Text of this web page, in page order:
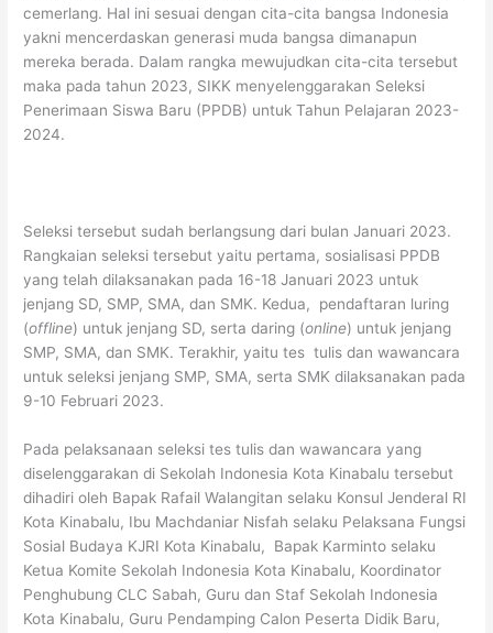
cemerlang. Hal ini sesuai dengan cita-cita bangsa Indonesia
yakni mencerdaskan generasi muda bangsa dimanapun
mereka berada. Dalam rangka mewujudkan cita-cita tersebut
maka pada tahun 2023, SIKK menyelenggarakan Seleksi
Penerimaan Siswa Baru (PPDB) untuk Tahun Pelajaran 2023-
2024.
Seleksi tersebut sudah berlangsung dari bulan Januari 2023.
Rangkaian seleksi tersebut yaitu pertama, sosialisasi PPDB
yang telah dilaksanakan pada 16-18 Januari 2023 untuk
jenjang SD, SMP, SMA, dan SMK. Kedua, pendaftaran luring
(offline) untuk jenjang SD, serta daring (online) untuk jenjang
SMP, SMA, dan SMK. Terakhir, yaitu tes tulis dan wawancara
untuk seleksi jenjang SMP, SMA, serta SMK dilaksanakan pada
9-10 Februari 2023.
Pada pelaksanaan seleksi tes tulis dan wawancara yang
diselenggarakan di Sekolah Indonesia Kota Kinabalu tersebut
dihadiri oleh Bapak Rafail Walangitan selaku Konsul Jenderal RI
Kota Kinabalu, Ibu Machdaniar Nisfah selaku Pelaksana Fungsi
Sosial Budaya KJRI Kota Kinabalu, Bapak Karminto selaku
Ketua Komite Sekolah Indonesia Kota Kinabalu, Koordinator
Penghubung CLC Sabah, Guru dan Staf Sekolah Indonesia
Kota Kinabalu, Guru Pendamping Calon Peserta Didik Baru,